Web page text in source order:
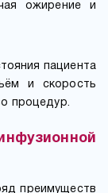
ожирение и
пациента
и скорость
процедур.
преимуществ